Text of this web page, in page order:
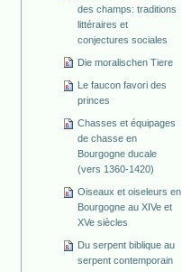
des champs: traditions
littéraires et
conjectures sociales
Die moralischen Tiere
Le faucon favori des
princes
Chasses et équipages
de chasse en
Bourgogne ducale
(vers 1360-1420)
Oiseaux et oiseleurs en
Bourgogne au XIVe et
XVe siècles
Du serpent biblique au
serpent contemporain